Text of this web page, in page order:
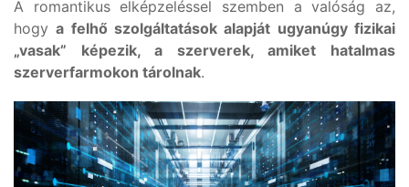
A romantikus elképzeléssel szemben a valóság az,
hogya felhő szolgáltatások alapját ugyanúgy fizikai
„vasak” képezik, a szerverek, amiket hatalmas
szerverfarmokon tárolnak.